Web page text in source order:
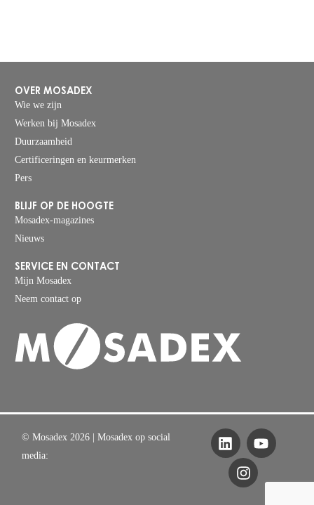
OVER MOSADEX
Wie we zijn
Werken bij Mosadex
Duurzaamheid
Certificeringen en keurmerken
Pers
BLIJF OP DE HOOGTE
Mosadex-magazines
Nieuws
SERVICE EN CONTACT
Mijn Mosadex
Neem contact op
© Mosadex 2026| Mosadex op social
media: